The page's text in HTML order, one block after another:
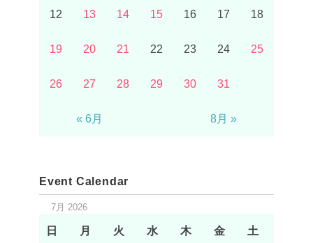
12 13 14 15 16 17 18
19 20 21 22 23 24 25
26 27 28 29 30 31
« 6月 8月 »
Event Calendar
7月 2026
日 月 火 水 木 金 土